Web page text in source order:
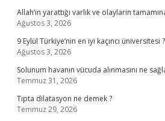
Allah’ın yarattığı varlık ve olaylarin
Ağustos 3, 2026
9 Eylül Türkiye’nin en iyi kaçıncı üniversitesi ?
Ağustos 3, 2026
Solunum havanın vücuda alınmasını ne
Temmuz 31, 2026
Tıpta dilatasyon ne demek ?
Temmuz 29, 2026